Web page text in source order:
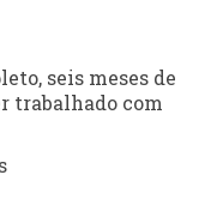
seis meses de
trabalhado com